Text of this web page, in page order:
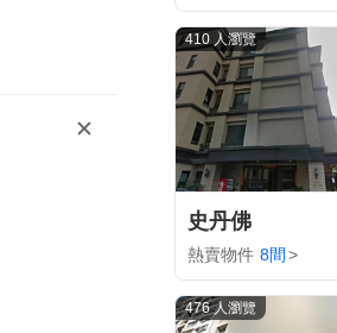
410 人瀏覽
史丹佛
熱賣物件 8間 >
476 人瀏覽